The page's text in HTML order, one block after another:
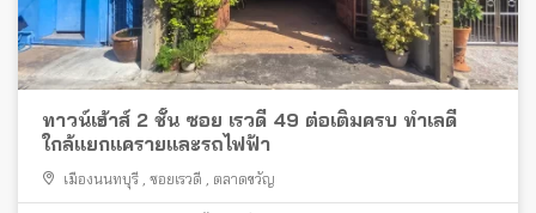
ทาวน์เฮ้าส์ 2 ชั้น ซอย เรวดี 49 ต่อเติมครบ ทำเลดี
ใกล้แยกแครายและรถไฟฟ้า
เมืองนนทบุรี ซอยเรวดี ตลาดขวัญ